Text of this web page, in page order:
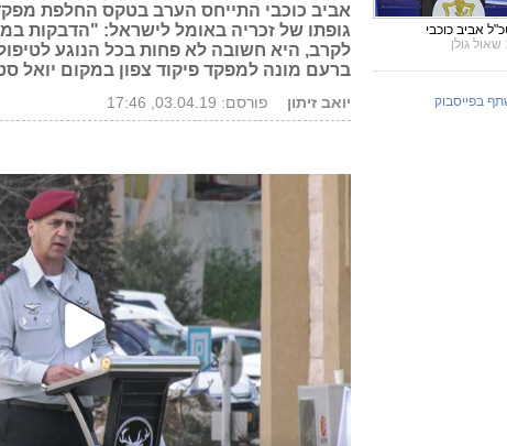
אביב כוכבי התייחס הערב בטקס החלפת
גופתו של זכריה באומל לישראל: "הדבקות
לקרב, היא חשובה לא פחות בכל הנוגע
ברעם מונה למפקד פיקוד צפון במקום יואל
יואב זיתון פורסם: 03.04.19, 17:46
אביב כוכבי
שאול גולן
בפייסבוק